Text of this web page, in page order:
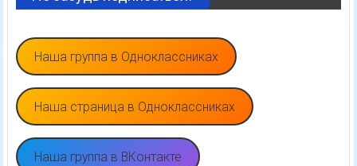
Наша группа в Одноклассниках
Наша страница в Одноклассниках
Наша группа в ВКонтакте